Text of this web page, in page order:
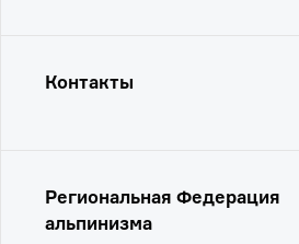
Контакты
Региональная Федерация
альпинизма